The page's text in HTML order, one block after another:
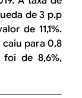
de 3 p.p
de 11,1%.
para 0,8
de 8,6%,